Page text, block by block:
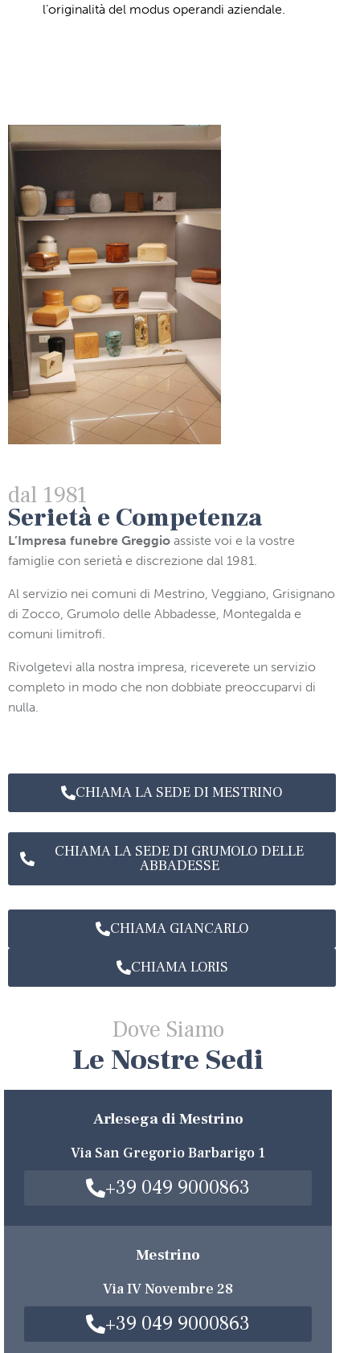
l’originalità del modus operandi aziendale.
dal 1981
Serietà e Competenza
L’Impresa funebre Greggio assiste voi e la vostre
famiglie con serietà e discrezione dal 1981.
Al servizio nei comuni di Mestrino, Veggiano, Grisignano
di Zocco, Grumolo delle Abbadesse, Montegalda e
comuni limitrofi.
Rivolgetevi alla nostra impresa, riceverete un servizio
completo in modo che non dobbiate preoccuparvi di
nulla.
CHIAMA LA SEDE DI MESTRINO
CHIAMA LA SEDE DI GRUMOLO DELLE
ABBADESSE
CHIAMA GIANCARLO
CHIAMA LORIS
Dove Siamo
Le Nostre Sedi
Arlesega di Mestrino
Via San Gregorio Barbarigo 1
+39 049 9000863
Mestrino
Via IV Novembre 28
+39 049 9000863